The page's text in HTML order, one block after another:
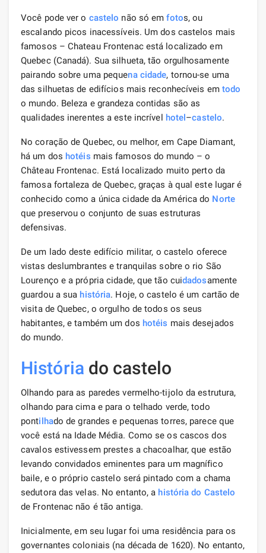
Você pode ver o castelo não só emfotos, ou
escalando picos inacessíveis. Um dos castelos mais
famosos – Chateau Frontenac está localizado em
Quebec (Canadá). Sua silhueta, tão orgulhosamente
pairando sobre uma pequena cidade, tornou-se uma
das silhuetas de edifícios mais reconhecíveis em todo
o mundo. Beleza e grandeza contidas são as
qualidades inerentes a este incrível hotel–castelo.
No coração de Quebec, ou melhor, em Cape Diamant,
há um dos hotéis mais famosos do mundo – o
Château Frontenac. Está localizado muito perto da
famosa fortaleza de Quebec, graças à qual este lugar é
conhecido como a única cidade da América do Norte
que preservou o conjunto de suas estruturas
defensivas.
De um lado deste edifício militar, o castelo oferece
vistas deslumbrantes e tranquilas sobre o rio São
Lourenço e a própria cidade, que tão cuidadosamente
guardou a sua história. Hoje, o castelo é um cartão de
visita de Quebec, o orgulho de todos os seus
habitantes, e também um dos hotéis mais desejados
do mundo.
História do castelo
Olhando para as paredes vermelho-tijolo da estrutura,
olhando para cima e para o telhado verde, todo
pontilhado de grandes e pequenas torres, parece que
você está na Idade Média. Como se os cascos dos
cavalos estivessem prestes a chacoalhar, que estão
levando convidados eminentes para um magnífico
baile, e o próprio castelo será pintado com a chama
sedutora das velas. No entanto, a história do Castelo
de Frontenac não é tão antiga.
Inicialmente, em seu lugar foi uma residência para os
governantes coloniais (na década de 1620). No entanto,